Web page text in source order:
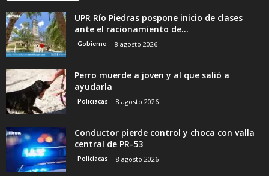
UPR Río Piedras pospone inicio de clases
ante el racionamiento de...
Gobierno 8 agosto 2026
Perro muerde a joven y al que salió a
ayudarla
Policiacas 8 agosto 2026
Conductor pierde control y choca con valla
central de PR-53
Policiacas 8 agosto 2026